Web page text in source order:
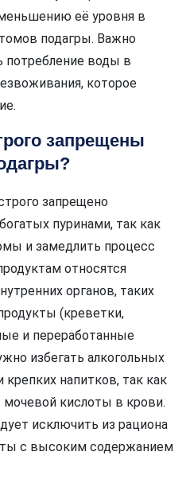
её уровня в
подагры. Важно
потребление воды в
которое
запрещены
запрещено
пуринами, так как
и замедлить процесс
относятся
органов, таких
(креветки,
и переработанные
избегать алкогольных
крепких напитков, так как
кислоты в крови.
исключить из рациона
с высоким содержанием